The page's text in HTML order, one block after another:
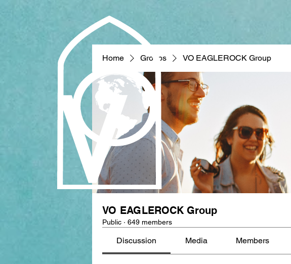
Home Groups VO EAGLEROCK Group
VO EAGLEROCK Group
Public · 649 members
Discussion Media Members